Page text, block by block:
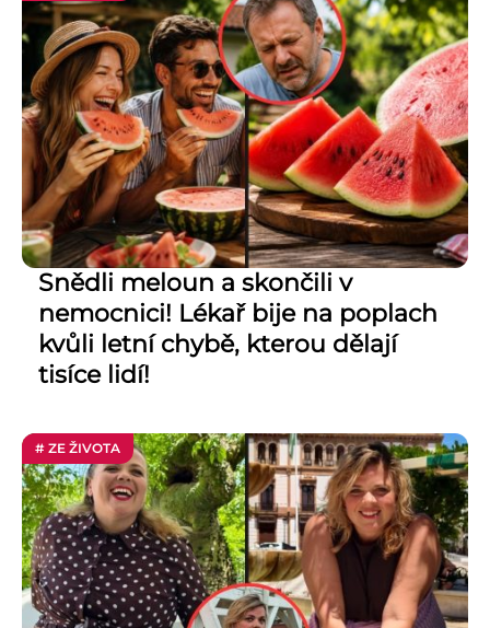
Snědli meloun a skončili v
nemocnici! Lékař bije na poplach
kvůli letní chybě, kterou dělají
tisíce lidí!
# ZE ŽIVOTA